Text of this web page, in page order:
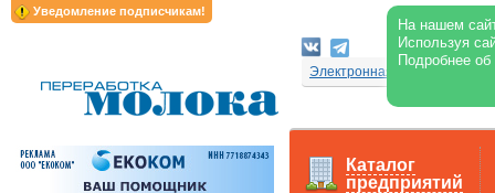
Уведомление подписчикам!
На нашем
Используя
Подробнее
Электронная версия
Каталог
предприятий